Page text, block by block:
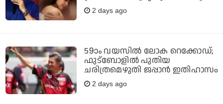
2 days ago
59ാം വയസില്‍ ലോക റെക്കോഡ്;
ഫുട്‌ബോളില്‍ പുതിയ
ചരിത്രമെഴുതി ജപ്പാന്‍ ഇതിഹാസം
2 days ago